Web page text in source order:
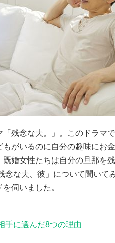
残念な夫。」。このドラマ
がいるのに自分の趣味にお
婚女性たちは自分の旦那を
念な夫、彼」について聞いて
伺いました。
手に選んだ8つの理由